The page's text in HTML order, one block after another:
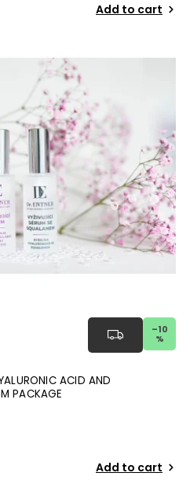
Add to cart
–10
%
ACID AND
PACKAGE
Add to cart